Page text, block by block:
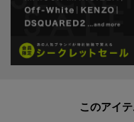
ウンジャケットやコートのイ
めに、デニムパンツやチノパ
相性良くカジュアルにも着こな
同色のスウェットパンツを合わ
ーディネートもおすすめです。
このアイ